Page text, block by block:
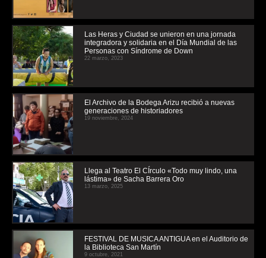
Las Heras y Ciudad se unieron en una jornada
integradora y solidaria en el Día Mundial de las
Personas con Síndrome de Down
22 marzo, 2023
El Archivo de la Bodega Arizu recibió a nuevas
generaciones de historiadores
19 noviembre, 2024
Llega al Teatro El CÍrculo «Todo muy lindo, una
lástima» de Sacha Barrera Oro
13 marzo, 2025
FESTIVAL DE MUSICA ANTIGUA en el Auditorio de
la Biblioteca San Martín
9 octubre, 2021